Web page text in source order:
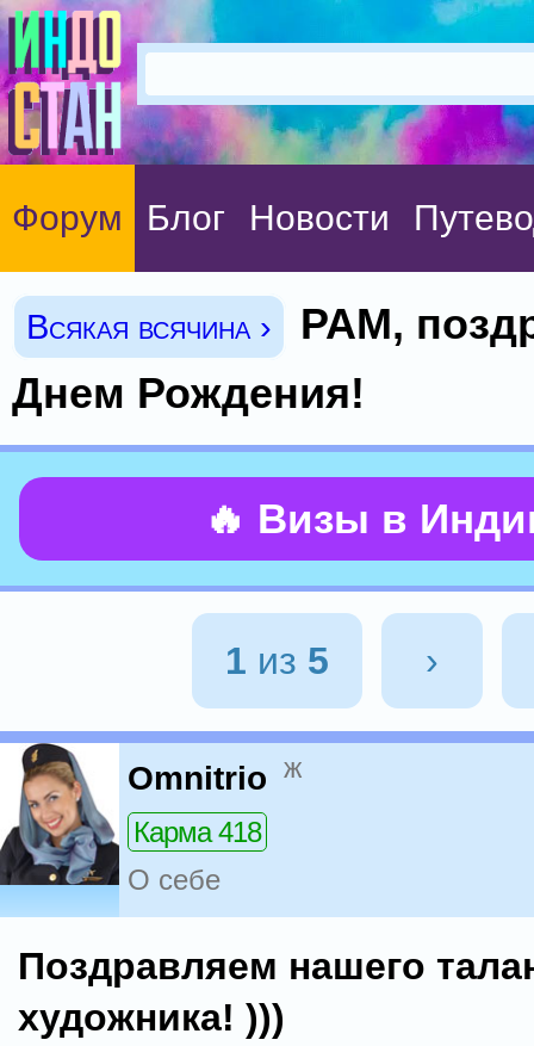
Форум Блог Новости
Всякая всячина ›
PAM,
Днем Рождения!
🔥 Визы в
1 из 5 ›
Omnitrio ж
Карма 418
О себе
Поздравляем нашего
художника! )))